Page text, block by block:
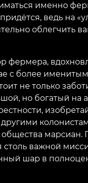
именно
ведь на
облегчить
фермера,
с более именитым
не только
но богатый на
марсиан.
столь важной
шар в